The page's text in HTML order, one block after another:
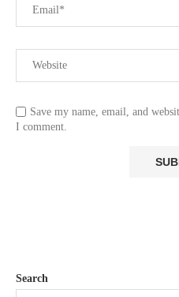
Save my name, email, and
I comment.
Search